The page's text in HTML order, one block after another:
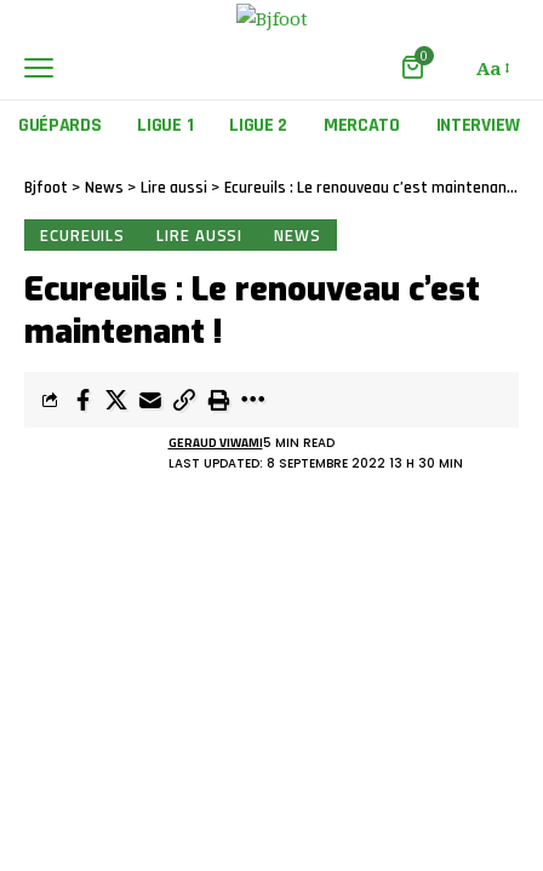
0 Aa
GUÉPARDS LIGUE 1 LIGUE 2 MERCATO INTERVIEW
Bjfoot > News > Lire aussi > Ecureuils : Le renouveau c’est maintenant !
ECUREUILS LIRE AUSSI NEWS
Ecureuils : Le renouveau c’est
maintenant !
LAST UPDATED: 8 SEPTEMBRE 2022 13 H 30 MIN
GERAUD VIWAMI5 MIN READ